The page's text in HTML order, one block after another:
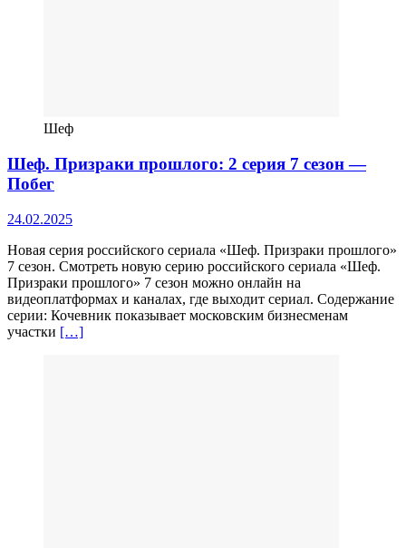
Шеф
Шеф. Призраки прошлого: 2 серия 7 сезон —
Побег
24.02.2025
Новая серия российского сериала «Шеф. Призраки прошлого»
7 сезон. Смотреть новую серию российского сериала «Шеф.
Призраки прошлого» 7 сезон можно онлайн на
видеоплатформах и каналах, где выходит сериал. Содержание
серии: Кочевник показывает московским бизнесменам
участки […]